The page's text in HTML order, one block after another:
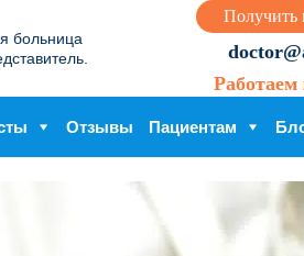
больница
Получить
Работаем
Отзывы Пациентам